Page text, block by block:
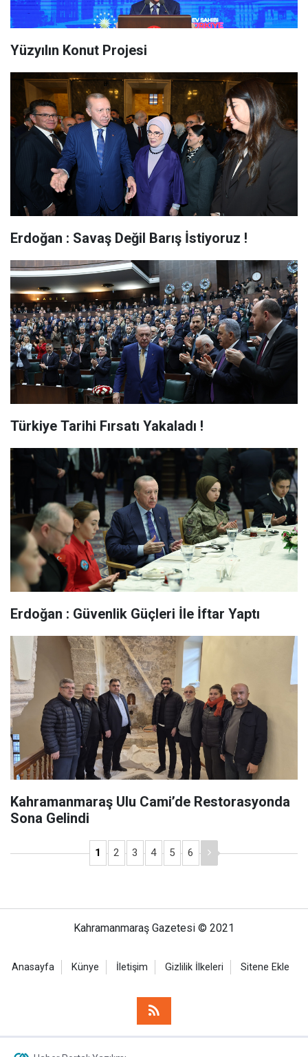
Yüzyılın Konut Projesi
Erdoğan : Savaş Değil Barış İstiyoruz !
Türkiye Tarihi Fırsatı Yakaladı !
Erdoğan : Güvenlik Güçleri İle İftar Yaptı
Kahramanmaraş Ulu Cami’de Restorasyonda
Sona Gelindi
1 2 3 4 5 6
Kahramanmaraş Gazetesi © 2021
Anasayfa Künye İletişim Gizlilik İlkeleri Sitene Ekle